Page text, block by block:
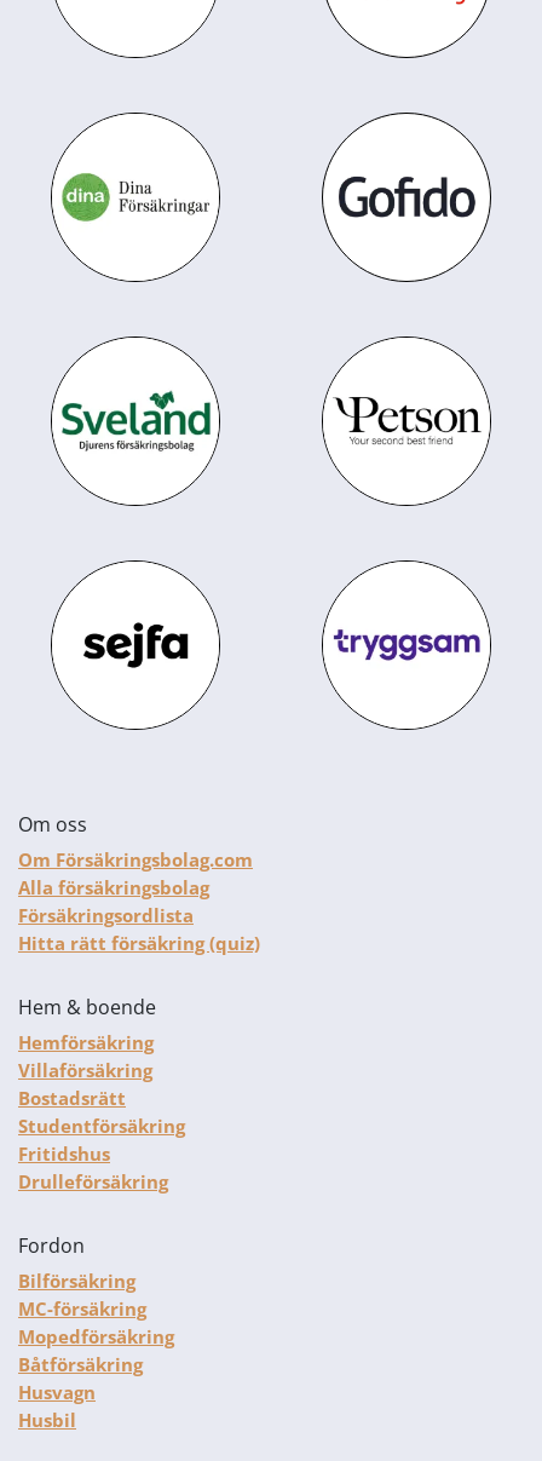
Om oss
Om Försäkringsbolag.com
Alla försäkringsbolag
Försäkringsordlista
Hitta rätt försäkring (quiz)
Hem & boende
Hemförsäkring
Villaförsäkring
Bostadsrätt
Studentförsäkring
Fritidshus
Drulleförsäkring
Fordon
Bilförsäkring
MC-försäkring
Mopedförsäkring
Båtförsäkring
Husvagn
Husbil